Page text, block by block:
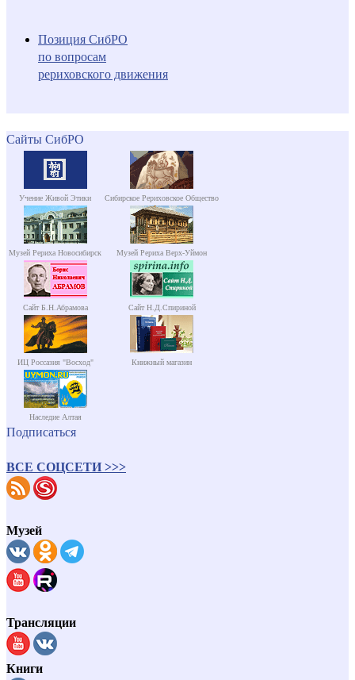
Позиция СибРО
по вопросам
рериховского движения
Сайты СибРО
Учение Живой Этики Сибирское Рериховское Общество
Музей Рериха Новосибирск Музей Рериха Верх-Уймон
Сайт Б.Н.Абрамова Сайт Н.Д.Спириной
ИЦ Россазия "Восход" Книжный магазин
Наследие Алтая
Подписаться
ВСЕ СОЦСЕТИ >>>
Музей
Трансляции
Книги